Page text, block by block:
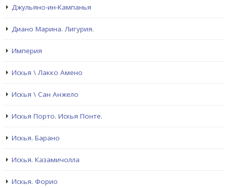
Джульяно-ин-Кампанья
Диано Марина. Лигурия.
Империя
Искья \ Лакко Амено
Искья \ Сан Анжело
Искья Порто. Искья Понте.
Искья. Барано
Искья. Казамичолла
Искья. Форио